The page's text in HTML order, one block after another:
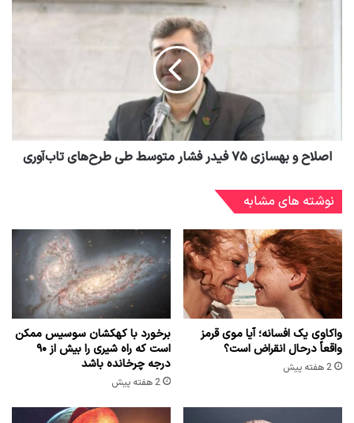
اصلاح و بهسازی ۷۵ فیدر فشار متوسط طی طرح‌های تاب‌آوری
نوشته های مشابه
واکاوی یک افسانه؛ آیا موی قرمز
واقعاً درحال انقراض است؟
2 هفته پیش
برخورد با کهکشان سوسیس ممکن
است که راه شیری را بیش از ۹۰
درجه چرخانده باشد
2 هفته پیش